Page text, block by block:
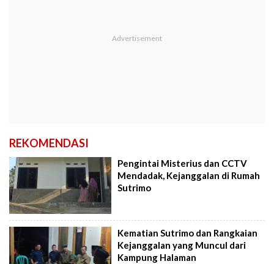
REKOMENDASI
Pengintai Misterius dan CCTV
Mendadak, Kejanggalan di Rumah
Sutrimo
Kematian Sutrimo dan Rangkaian
Kejanggalan yang Muncul dari
Kampung Halaman